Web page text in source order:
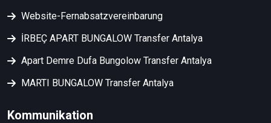
Website-Fernabsatzvereinbarung
İRBEÇ APART BUNGALOW Transfer Antalya
Apart Demre Dufa Bungolow Transfer Antalya
MARTI BUNGALOW Transfer Antalya
Kommunikation